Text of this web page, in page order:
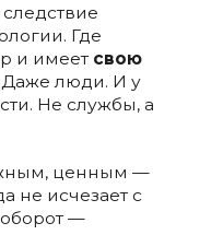
Где
и имеет свою
Даже люди. И у
Не службы, а
ценным —
не исчезает с
—